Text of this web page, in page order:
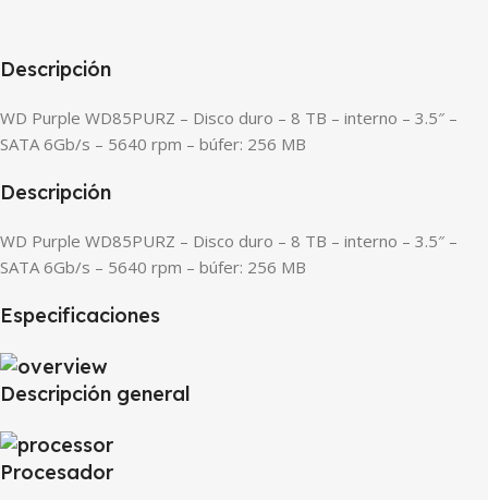
Descripción
WD Purple WD85PURZ – Disco duro – 8 TB – interno – 3.5″ –
SATA 6Gb/s – 5640 rpm – búfer: 256 MB
Descripción
WD Purple WD85PURZ – Disco duro – 8 TB – interno – 3.5″ –
SATA 6Gb/s – 5640 rpm – búfer: 256 MB
Especificaciones
Descripción general
Procesador